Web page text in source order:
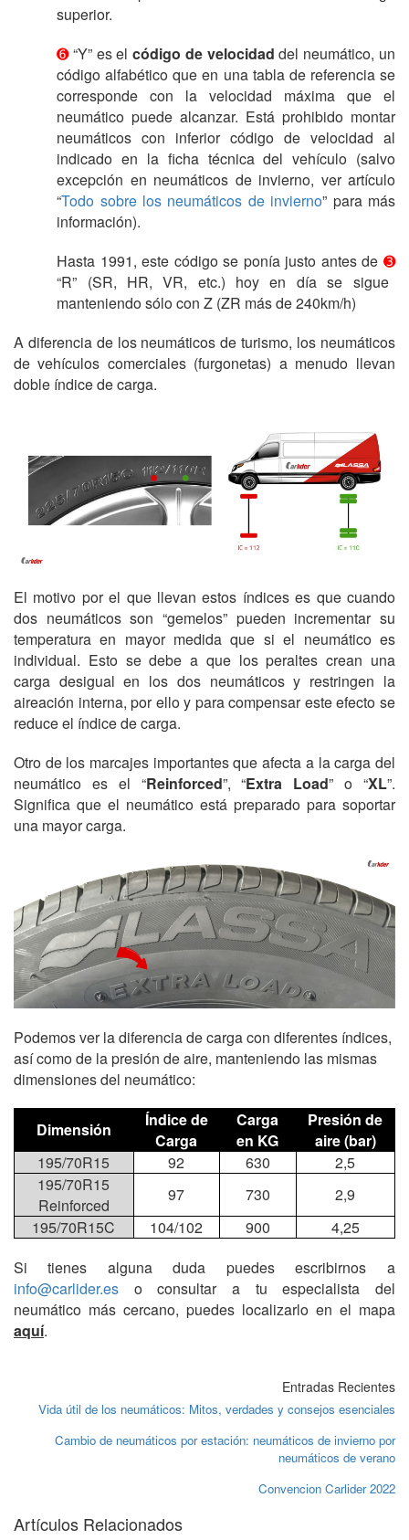
superior.
➏“Y” es elcódigo de velocidad del neumático, un
código alfabético que en una tabla de referencia se
corresponde con la velocidad máxima que el
neumático puede alcanzar. Está prohibido montar
neumáticos con inferior código de velocidad al
indicado en la ficha técnica del vehículo (salvo
excepción en neumáticos de invierno, ver artículo
“Todo sobre los neumáticos de invierno” para más
información).
Hasta 1991, este código se ponía justo antes de ➌
“R” (SR, HR, VR, etc.) hoy en día se sigue
manteniendo sólo con Z (ZR más de 240km/h)
A diferencia de los neumáticos de turismo, los neumáticos
de vehículos comerciales (furgonetas) a menudo llevan
doble índice de carga.
El motivo por el que llevan estos índices es que cuando
dos neumáticos son “gemelos” pueden incrementar su
temperatura en mayor medida que si el neumático es
individual. Esto se debe a que los peraltes crean una
carga desigual en los dos neumáticos y restringen la
aireación interna, por ello y para compensar este efecto se
reduce el índice de carga.
Otro de los marcajes importantes que afecta a la carga del
neumático es el “Reinforced”, “Extra Load” o “XL”.
Significa que el neumático está preparado para soportar
una mayor carga.
Podemos ver la diferencia de carga con diferentes índices,
así como de la presión de aire, manteniendo las mismas
dimensiones del neumático:
Dimensión
Índice de
Carga
Carga
en KG
Presión de
aire (bar)
195/70R15
92 630
2,5
195/70R15
Reinforced
97 730
2,9
195/70R15C
104/102 900
4,25
Si tienes alguna duda puedes escribirnos a
info@carlider.es o consultar a tu especialista del
neumático más cercano, puedes localizarlo en el mapa
aquí.
Entradas Recientes
Vida útil de los neumáticos: Mitos, verdades y consejos esenciales
Cambio de neumáticos por estación: neumáticos de invierno por
neumáticos de verano
Convencion Carlider 2022
Artículos Relacionados